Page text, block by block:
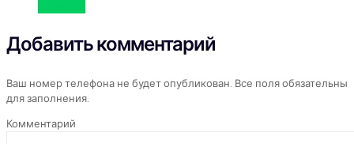
Добавить комментарий
Ваш номер телефона не будет опубликован. Все поля обязательны
для заполнения.
Комментарий